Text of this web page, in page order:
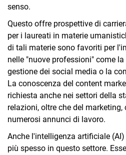
senso.
Questo offre prospettive di
per i laureati in materie
di tali materie sono favoriti per
nelle "nuove professioni" come
gestione dei social media o la
La conoscenza del content
richiesta anche nei settori della
relazioni, oltre che del
numerosi annunci di lavoro.
Anche l'intelligenza artificiale
più spesso in questo settore.